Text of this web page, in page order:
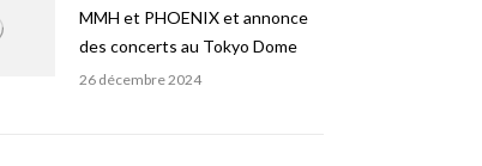
MMH et PHOENIX et annonce
des concerts au Tokyo Dome
26 décembre 2024